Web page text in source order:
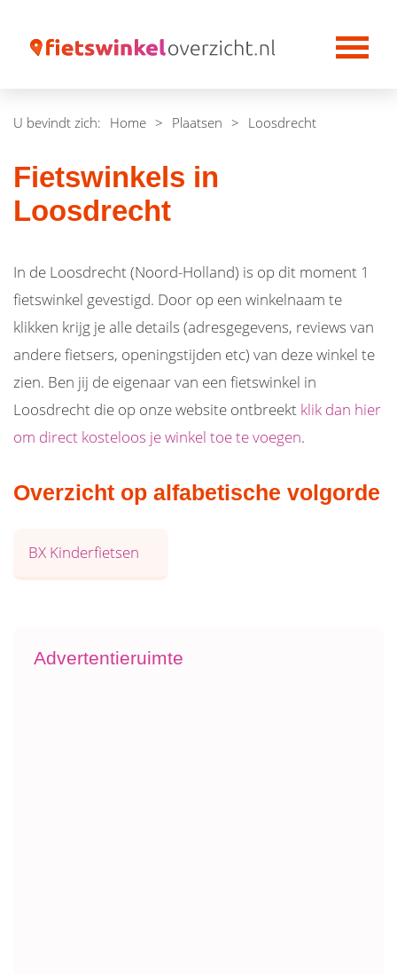
U bevindt zich: Home > Plaatsen > Loosdrecht
Fietswinkels in
Loosdrecht
In de Loosdrecht (Noord-Holland) is op dit moment 1
fietswinkel gevestigd. Door op een winkelnaam te
klikken krijg je alle details (adresgegevens, reviews van
andere fietsers, openingstijden etc) van deze winkel te
zien. Ben jij de eigenaar van een fietswinkel in
Loosdrecht die op onze website ontbreekt klik dan hier
om direct kosteloos je winkel toe te voegen.
Overzicht op alfabetische volgorde
BX Kinderfietsen
Advertentieruimte